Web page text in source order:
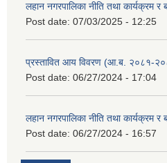
लहान नगरपालिका नीति तथा
Post date: 07/03/2025 - 12:25
प्रस्तावित आय विवरण (आ.ब. २०८१-
Post date: 06/27/2024 - 17:04
लहान नगरपालिका नीति तथा
Post date: 06/27/2024 - 16:57